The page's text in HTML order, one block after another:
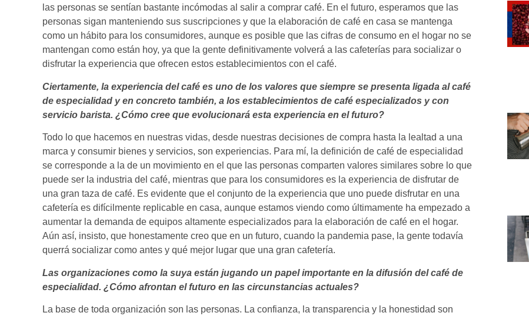
las personas se sentían bastante incómodas al salir a comprar café. En el futuro, esperamos que las
personas sigan manteniendo sus suscripciones y que la elaboración de café en casa se mantenga
como un hábito para los consumidores, aunque es posible que las cifras de consumo en el hogar no se
mantengan como están hoy, ya que la gente definitivamente volverá a las cafeterías para socializar o
disfrutar la experiencia que ofrecen estos establecimientos con el café.
Ciertamente, la experiencia del café es uno de los valores que siempre se presenta ligada al café
de especialidad y en concreto también, a los establecimientos de café especializados y con
servicio barista. ¿Cómo cree que evolucionará esta experiencia en el futuro?
Todo lo que hacemos en nuestras vidas, desde nuestras decisiones de compra hasta la lealtad a una
marca y consumir bienes y servicios, son experiencias. Para mí, la definición de café de especialidad
se corresponde a la de un movimiento en el que las personas comparten valores similares sobre lo que
puede ser la industria del café, mientras que para los consumidores es la experiencia de disfrutar de
una gran taza de café. Es evidente que el conjunto de la experiencia que uno puede disfrutar en una
cafetería es difícilmente replicable en casa, aunque estamos viendo como últimamente ha empezado a
aumentar la demanda de equipos altamente especializados para la elaboración de café en el hogar.
Aún así, insisto, que honestamente creo que en un futuro, cuando la pandemia pase, la gente todavía
querrá socializar como antes y qué mejor lugar que una gran cafetería.
Las organizaciones como la suya están jugando un papel importante en la difusión del café de
especialidad. ¿Cómo afrontan el futuro en las circunstancias actuales?
La base de toda organización son las personas. La confianza, la transparencia y la honestidad son